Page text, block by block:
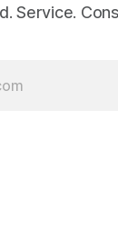
Service.